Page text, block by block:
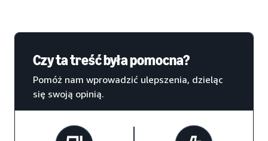
Czy ta treść była pomocna?
Pomóż nam wprowadzić ulepszenia, dzieląc
się swoją opinią.